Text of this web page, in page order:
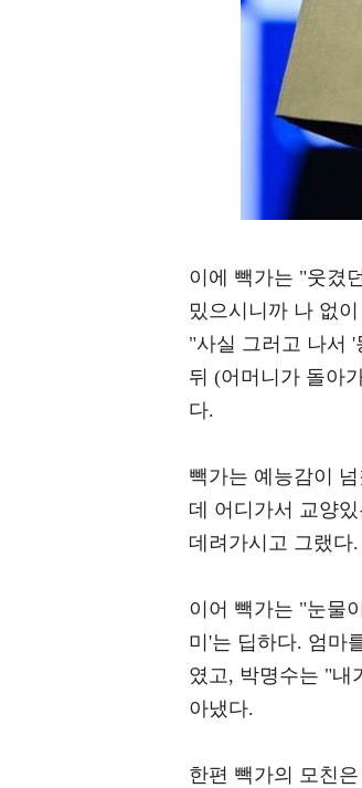
이에 빽가는 "웃겼
밌으시니까 나 없
"사실 그러고 나서
뒤 (어머니가 돌아
다.
빽가는 예능감이
데 어디가서 교양
데려가시고 그랬다
이어 빽가는 "눈물
미'는 딥하다. 엄마
였고, 박명수는 "내
아냈다.
한편 빽가의 모친